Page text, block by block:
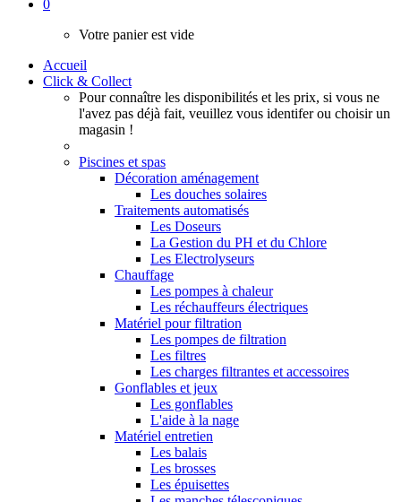
0
Votre panier est vide
Accueil
Click & Collect
Pour connaître les disponibilités et les prix, si vous ne
l'avez pas déjà fait, veuillez vous identifer ou choisir un
magasin !
Piscines et spas
Décoration aménagement
Les douches solaires
Traitements automatisés
Les Doseurs
La Gestion du PH et du Chlore
Les Electrolyseurs
Chauffage
Les pompes à chaleur
Les réchauffeurs électriques
Matériel pour filtration
Les pompes de filtration
Les filtres
Les charges filtrantes et accessoires
Gonflables et jeux
Les gonflables
L'aide à la nage
Matériel entretien
Les balais
Les brosses
Les épuisettes